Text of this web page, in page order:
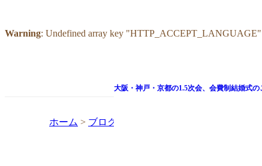
Warning: Undefined array key
大阪・神戸・京都の1.5次会、 会費制結婚式の
ホーム > ブログ